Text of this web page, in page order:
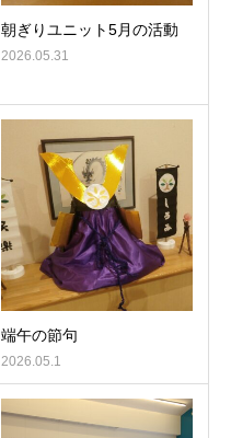
朝ぎりユニット5月の活動
2026.05.31
端午の節句
2026.05.1